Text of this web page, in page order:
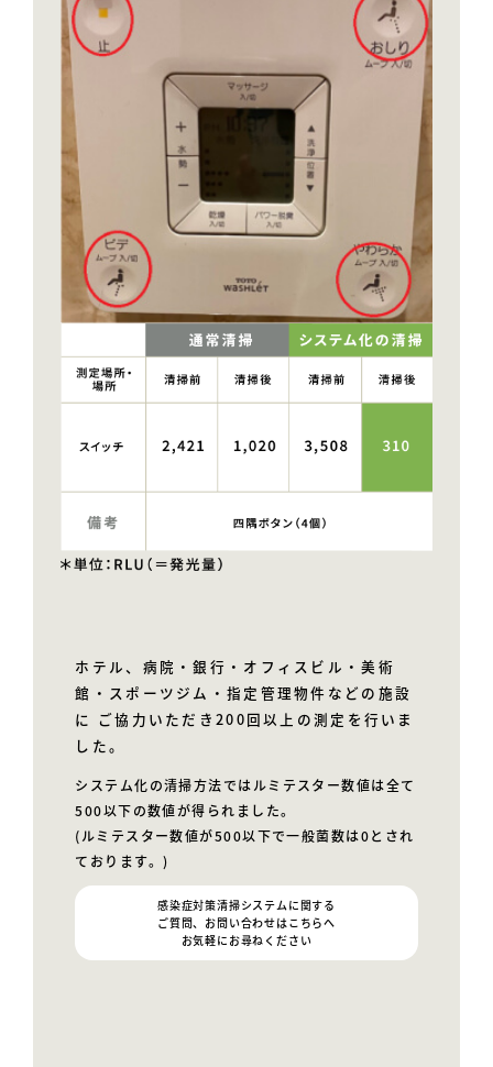
ホテル、病院‧銀⾏‧オフィスビル‧美術
館‧スポーツジム‧指定管理物件などの施設
に ご協⼒いただき200回以上の測定を⾏いま
した。
システム化の清掃⽅法ではルミテスター数値は全て
500以下の数値が得られました。
(ルミテスター数値が500以下で⼀般菌数は0とされ
ております。)
感染症対策清掃システムに関する
ご質問、お問い合わせはこちらへ
お気軽にお尋ねください